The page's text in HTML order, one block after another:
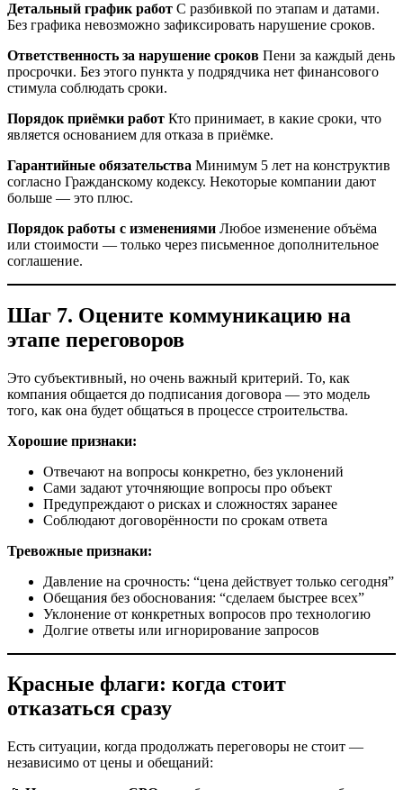
Детальный график работ С разбивкой по этапам и датами.
Без графика невозможно зафиксировать нарушение сроков.
Ответственность за нарушение сроков Пени за каждый день
просрочки. Без этого пункта у подрядчика нет финансового
стимула соблюдать сроки.
Порядок приёмки работ Кто принимает, в какие сроки, что
является основанием для отказа в приёмке.
Гарантийные обязательства Минимум 5 лет на конструктив
согласно Гражданскому кодексу. Некоторые компании дают
больше — это плюс.
Порядок работы с изменениями Любое изменение объёма
или стоимости — только через письменное дополнительное
соглашение.
Шаг 7. Оцените коммуникацию на
этапе переговоров
Это субъективный, но очень важный критерий. То, как
компания общается до подписания договора — это модель
того, как она будет общаться в процессе строительства.
Хорошие признаки:
Отвечают на вопросы конкретно, без уклонений
Сами задают уточняющие вопросы про объект
Предупреждают о рисках и сложностях заранее
Соблюдают договорённости по срокам ответа
Тревожные признаки:
Давление на срочность: “цена действует только сегодня”
Обещания без обоснования: “сделаем быстрее всех”
Уклонение от конкретных вопросов про технологию
Долгие ответы или игнорирование запросов
Красные флаги: когда стоит
отказаться сразу
Есть ситуации, когда продолжать переговоры не стоит —
независимо от цены и обещаний: